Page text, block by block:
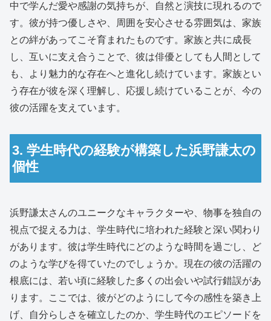
中で学んだ愛や感謝の気持ちが、自然と演技に現れるので
す。彼が持つ優しさや、周囲を安心させる雰囲気は、家族
との絆があってこそ育まれたものです。家族と共に成長
し、互いに支え合うことで、彼は俳優としても人間として
も、より魅力的な存在へと進化し続けています。家族とい
う存在が彼を深く理解し、応援し続けていることが、今の
彼の活躍を支えています。
3. 学生時代の経験が構築した浜野謙太の
個性
浜野謙太さんのユニークなキャラクターや、物事を独自の
視点で捉える力は、学生時代に培われた経験と深い関わり
があります。彼は学生時代にどのような時間を過ごし、ど
のような学びを得ていたのでしょうか。現在の彼の活躍の
根底には、若い頃に経験した多くの出会いや試行錯誤があ
ります。ここでは、彼がどのようにして今の感性を築き上
げ、自分らしさを確立したのか、学生時代のエピソードを